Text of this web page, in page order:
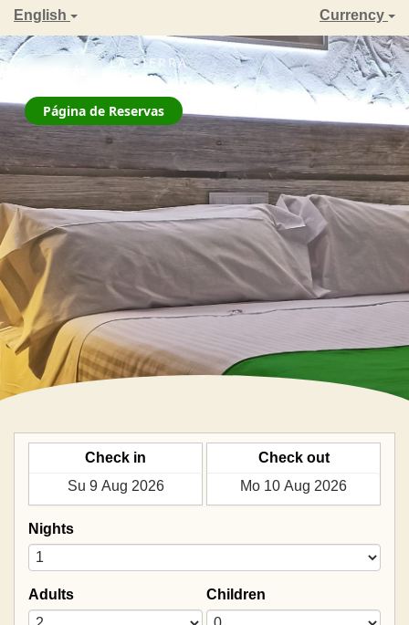
English Currency
ZAHARA DE LA SIERRA
La Jarana
Página de Reservas
Check in Check out
Nights
Adults Children